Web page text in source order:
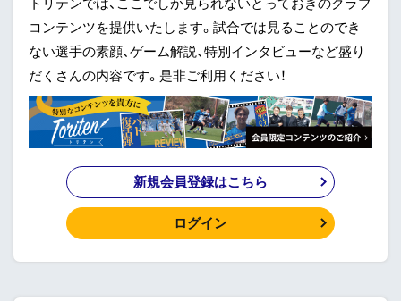
コンテンツを提供いたします。試合では見ることのでき
ない選手の素顔、ゲーム解説、特別インタビューなど盛り
だくさんの内容です。是非ご利用ください！
新規会員登録はこちら
ログイン